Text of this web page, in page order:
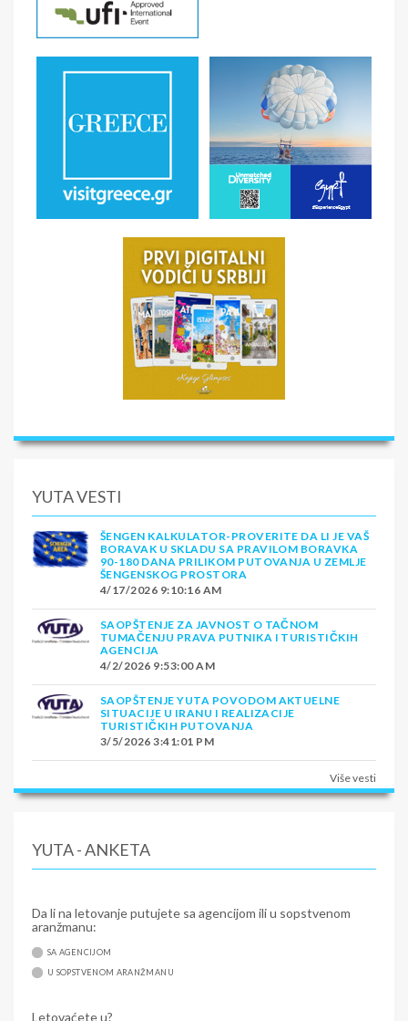
YUTA VESTI
ŠENGEN KALKULATOR-PROVERITE DA LI JE VAŠ
BORAVAK U SKLADU SA PRAVILOM BORAVKA
90-180 DANA PRILIKOM PUTOVANJA U ZEMLJE
ŠENGENSKOG PROSTORA
4/17/2026 9:10:16 AM
SAOPŠTENJE ZA JAVNOST O TAČNOM
TUMAČENJU PRAVA PUTNIKA I TURISTIČKIH
AGENCIJA
4/2/2026 9:53:00 AM
SAOPŠTENJE YUTA POVODOM AKTUELNE
SITUACIJE U IRANU I REALIZACIJE
TURISTIČKIH PUTOVANJA
3/5/2026 3:41:01 PM
Više vesti
YUTA - ANKETA
Da li na letovanje putujete sa agencijom ili u sopstvenom
aranžmanu:
SA AGENCIJOM
U SOPSTVENOM ARANŽMANU
Letovaćete u?